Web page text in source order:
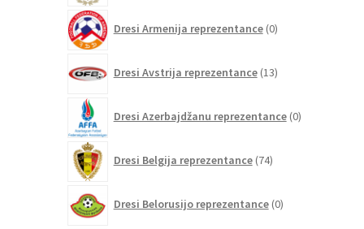
Dresi Armenija reprezentance 0izdelkov
Dresi Avstrija reprezentance 13izdelkov
Dresi Azerbajdžanu reprezentance 0izdelkov
Dresi Belgija reprezentance 74izdelkov
Dresi Belorusijo reprezentance 0izdelkov